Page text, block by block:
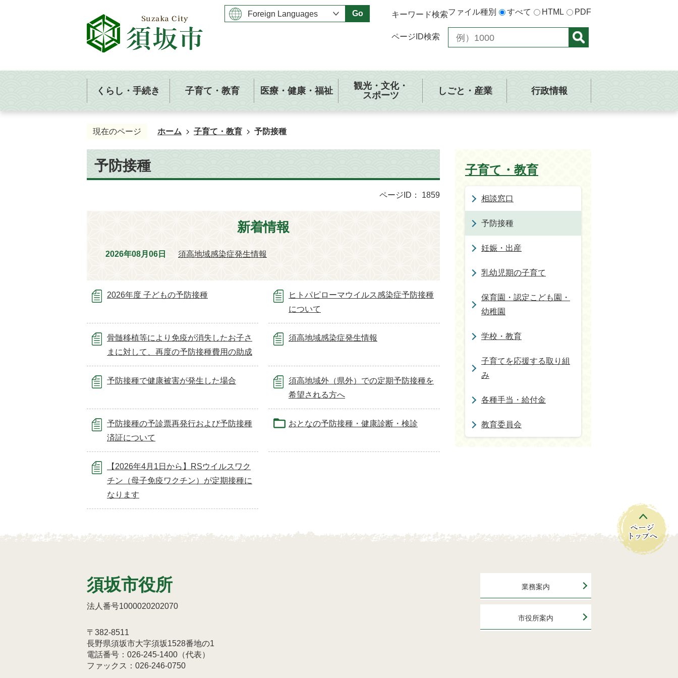
Go キーワード検索ファイル種別 すべて HTML PDF
ページID検索
くらし・手続き 子育て・教育 医療・健康・福祉
観光・文化・
スポーツ
しごと・産業 行政情報
現在のページ ホーム 子育て・教育 予防接種
予防接種
ページID： 1859
新着情報
2026年08月06日 須高地域感染症発生情報
2026年度 子どもの予防接種
ヒトパピローマウイルス感染症予防接種
について
骨髄移植等により免疫が消失したお子さ
まに対して、再度の予防接種費用の助成
須高地域感染症発生情報
予防接種で健康被害が発生した場合
須高地域外（県外）での定期予防接種を
希望される方へ
予防接種の予診票再発行および予防接種
済証について
おとなの予防接種・健康診断・検診
【2026年4月1日から】RSウイルスワク
チン（母子免疫ワクチン）が定期接種に
なります
子育て・教育
相談窓口
予防接種
妊娠・出産
乳幼児期の子育て
保育園・認定こども園・
幼稚園
学校・教育
子育てを応援する取り組
み
各種手当・給付金
教育委員会
須坂市役所
法人番号1000020202070
〒382-8511
長野県須坂市大字須坂1528番地の1
電話番号：026-245-1400（代表）
ファックス：026-246-0750
業務案内
市役所案内